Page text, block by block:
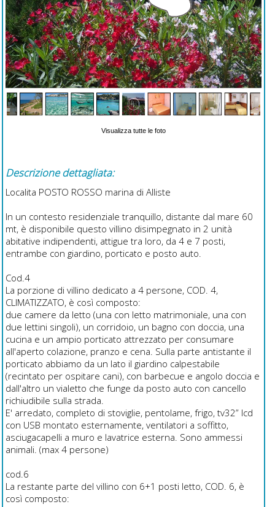
Visualizza tutte le foto
Descrizione dettagliata:
Localita POSTO ROSSO marina di Alliste
In un contesto residenziale tranquillo, distante dal mare 60
mt, è disponibile questo villino disimpegnato in 2 unità
abitative indipendenti, attigue tra loro, da 4 e 7 posti,
entrambe con giardino, porticato e posto auto.
Cod.4
La porzione di villino dedicato a 4 persone, COD. 4,
CLIMATIZZATO, è così composto:
due camere da letto (una con letto matrimoniale, una con
due lettini singoli), un corridoio, un bagno con doccia, una
cucina e un ampio porticato attrezzato per consumare
all'aperto colazione, pranzo e cena. Sulla parte antistante il
porticato abbiamo da un lato il giardino calpestabile
(recintato per ospitare cani), con barbecue e angolo doccia e
dall'altro un vialetto che funge da posto auto con cancello
richiudibile sulla strada.
E' arredato, completo di stoviglie, pentolame, frigo, tv32” lcd
con USB montato esternamente, ventilatori a soffitto,
asciugacapelli a muro e lavatrice esterna. Sono ammessi
animali. (max 4 persone)
cod.6
La restante parte del villino con 6+1 posti letto, COD. 6, è
così composto: